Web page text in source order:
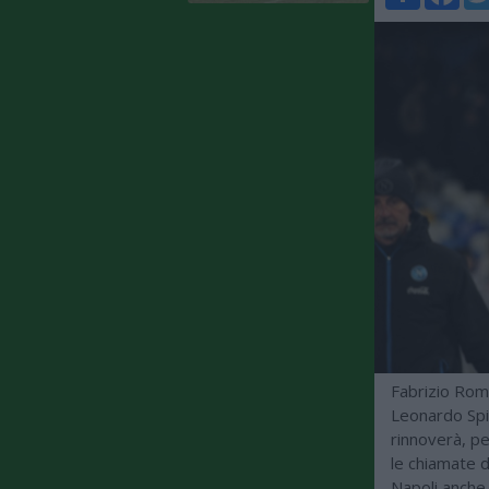
Fabrizio
Leonardo
rinnoverà,
le chiamate